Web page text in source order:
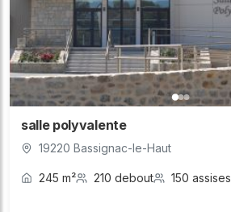
salle polyvalente
19220 Bassignac-le-Haut
245 m² 210 debout 150 assises